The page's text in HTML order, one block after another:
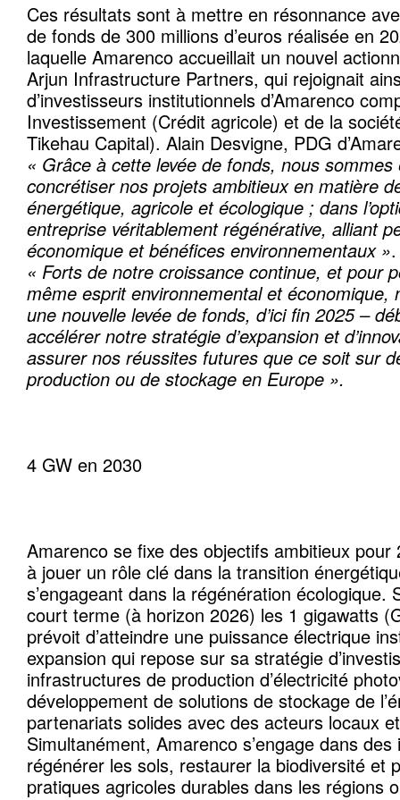
Ces résultats sont à mettre en résonnance
de fonds de 300 millions d’euros réalisée en
laquelle Amarenco accueillait un nouvel
Arjun Infrastructure Partners, qui rejoignait
d’investisseurs institutionnels d’Amarenco
Investissement (Crédit agricole) et de la
Tikehau Capital). Alain Desvigne, PDG
« Grâce à cette levée de fonds, nous
concrétiser nos projets ambitieux en matière
énergétique, agricole et écologique ; dans
entreprise véritablement régénérative, alliant
économique et bénéfices environnementaux »
« Forts de notre croissance continue, et pour
même esprit environnemental et économique,
une nouvelle levée de fonds, d’ici fin 2025 –
accélérer notre stratégie d’expansion et
assurer nos réussites futures que ce soit sur
production ou de stockage en Europe ».
4 GW en 2030
Amarenco se fixe des objectifs ambitieux
à jouer un rôle clé dans la transition
s’engageant dans la régénération écologique.
court terme (à horizon 2026) les 1 gigawatts
prévoit d’atteindre une puissance électrique
expansion qui repose sur sa stratégie
infrastructures de production d’électricité
développement de solutions de stockage de
partenariats solides avec des acteurs locaux
Simultanément, Amarenco s’engage dans
régénérer les sols, restaurer la biodiversité et
pratiques agricoles durables dans les régions